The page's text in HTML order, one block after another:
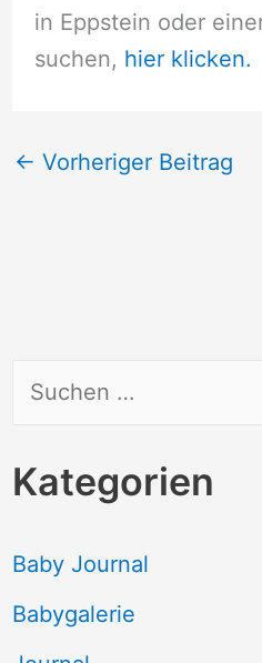
c
e
n
Kategorien
Baby Journal
Babygalerie
in Eppstein oder
suchen, hier klicken.
← Vorheriger Beitrag